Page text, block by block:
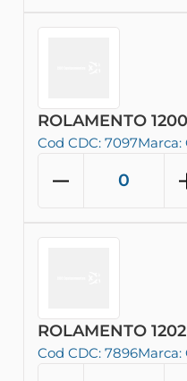
ROLAMENTO
Cod CDC: 7097Marca:
ROLAMENTO
Cod CDC: 7896Marca: